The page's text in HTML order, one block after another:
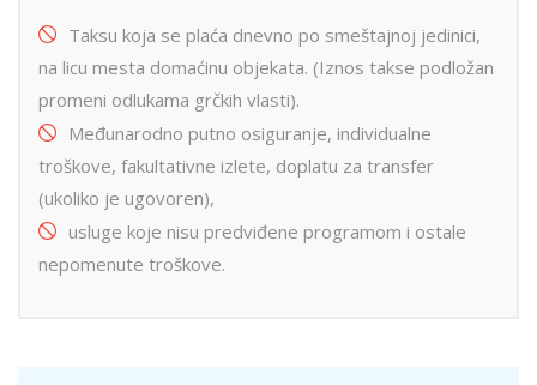
Taksu koja se plaća dnevno po smeštajnoj jedinici,
na licu mesta domaćinu objekata. (Iznos takse podložan
promeni odlukama grčkih vlasti).
Međunarodno putno osiguranje, individualne
troškove, fakultativne izlete, doplatu za transfer
(ukoliko je ugovoren),
usluge koje nisu predviđene programom i ostale
nepomenute troškove.